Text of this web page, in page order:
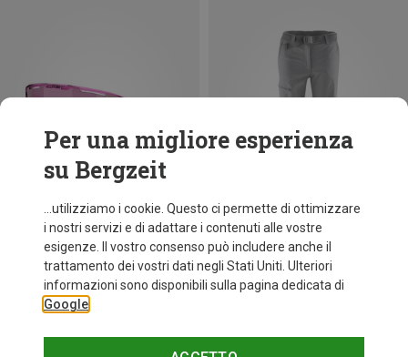
+12 Taglie
ONE SIZE
fino a 29%
Per una migliore esperienza
su Bergzeit
...utilizziamo i cookie. Questo ci permette di ottimizzare
i nostri servizi e di adattare i contenuti alle vostre
esigenze. Il vostro consenso può includere anche il
trattamento dei vostri dati negli Stati Uniti. Ulteriori
informazioni sono disponibili sulla pagina dedicata di
Google